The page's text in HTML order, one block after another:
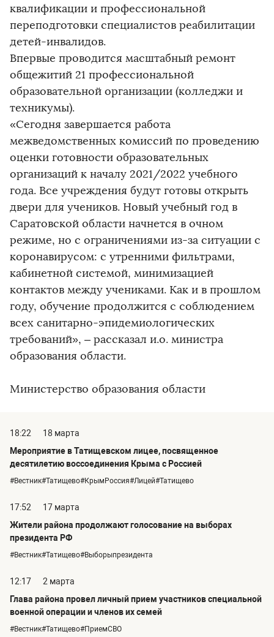
квалификации и профессиональной
переподготовки специалистов реабилитации
детей-инвалидов.
Впервые проводится масштабный ремонт
общежитий 21 профессиональной
образовательной организации (колледжи и
техникумы).
«Сегодня завершается работа
межведомственных комиссий по проведению
оценки готовности образовательных
организаций к началу 2021/2022 учебного
года. Все учреждения будут готовы открыть
двери для учеников. Новый учебный год в
Саратовской области начнется в очном
режиме, но с ограничениями из-за ситуации с
коронавирусом: с утренними фильтрами,
кабинетной системой, минимизацией
контактов между учениками. Как и в прошлом
году, обучение продолжится с соблюдением
всех санитарно-эпидемиологических
требований», – рассказал и.о. министра
образования области.
Министерство образования области
18:22
18 марта
Мероприятие в Татищевском лицее, посвященное
десятилетию воссоединения Крыма с Россией
#Вестник#Татищево#КрымРоссия#Лицей#Татищево
17:52
17 марта
Жители района продолжают голосование на выборах
президента РФ
#Вестник#Татищево#Выборыпрезидента
12:17
2 марта
Глава района провел личный прием участников специальной
военной операции и членов их семей
#Вестник#Татищево#ПриемСВО